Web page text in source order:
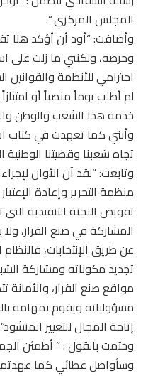
المجلس المركزي “.
وأضافت: “أود أن أؤكد هنا
وحرصه، ولكنني ما زلت على
احترامي للأنظمة والقوانين
لم أطلب يوماً منصباً أو
خدمة هذا الشعب والوطن
وأنني كما تعهدت في كتاب
تجاه شعبنا وقضيتنا الوطنية
وتابعت: “لقد آن الأوان
منظمة التحرير وإعادة
تفويض اللجنة التنفيذية
المشاركة في صنع القرار،
عن طريق الإنتخابات،
تجديد مكوناته ومشاركة
مواقع صنع القرار،
مسؤولياته ويقوم بمهامه
إتاحة المجال للتغيير
وختمت بالقول : ” أطمئن
وسأواصل عطائي كما